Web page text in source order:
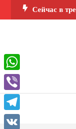
Перейти
к
Сейчас в
WhatsApp
Viber
Telegram